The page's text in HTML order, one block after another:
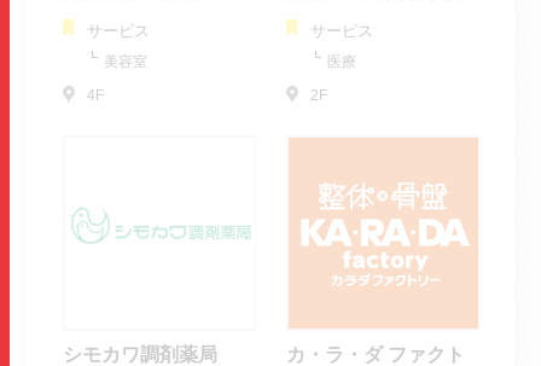
サービス
美容室
4F
サービス
医療
2F
シモカワ調剤薬局
カ・ラ・ダ ファクト